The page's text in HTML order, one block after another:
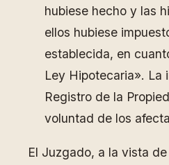
hubiese hecho y las
ellos hubiese
establecida, en
Ley Hipotecaria». La
Registro de la
voluntad de los
El Juzgado, a la vista